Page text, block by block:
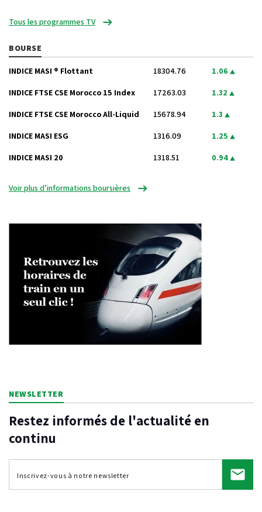
Tous les programmes TV
BOURSE
INDICE MASI ® Flottant 18304.76 1.06
INDICE FTSE CSE Morocco 15 Index 17263.03 1.32
INDICE FTSE CSE Morocco All-Liquid 15678.94 1.3
INDICE MASI ESG 1316.09 1.25
INDICE MASI 20 1318.51 0.94
Voir plus d’informations boursières
NEWSLETTER
Restez informés de l'actualité en
continu